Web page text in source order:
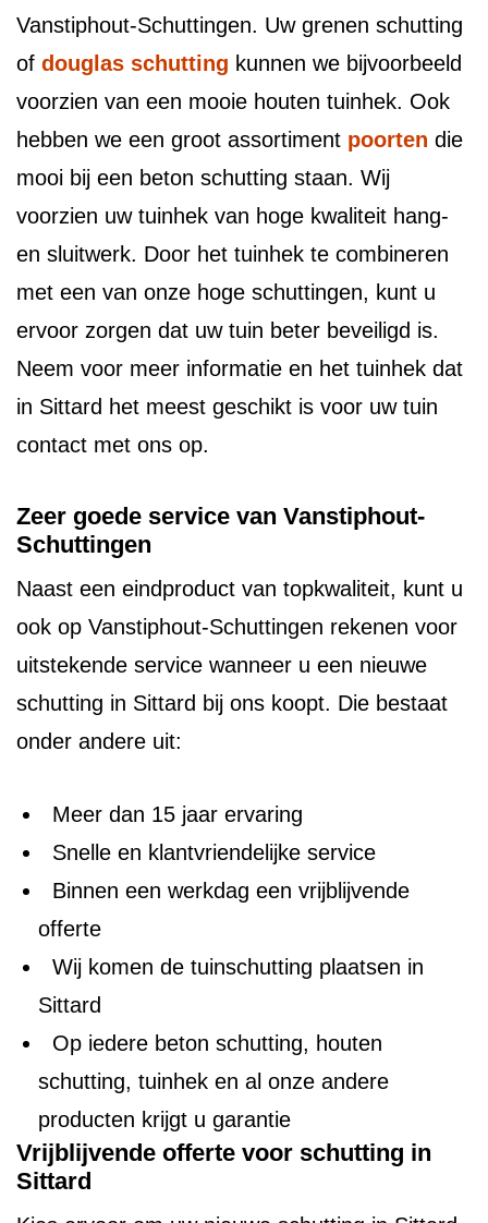
Vanstiphout-Schuttingen. Uw grenen schutting
of douglas schutting kunnen we bijvoorbeeld
voorzien van een mooie houten tuinhek. Ook
hebben we een groot assortiment poorten die
mooi bij een beton schutting staan. Wij
voorzien uw tuinhek van hoge kwaliteit hang-
en sluitwerk. Door het tuinhek te combineren
met een van onze hoge schuttingen, kunt u
ervoor zorgen dat uw tuin beter beveiligd is.
Neem voor meer informatie en het tuinhek dat
in Sittard het meest geschikt is voor uw tuin
contact met ons op.
Zeer goede service van Vanstiphout-
Schuttingen
Naast een eindproduct van topkwaliteit, kunt u
ook op Vanstiphout-Schuttingen rekenen voor
uitstekende service wanneer u een nieuwe
schutting in Sittard bij ons koopt. Die bestaat
onder andere uit:
Meer dan 15 jaar ervaring
Snelle en klantvriendelijke service
Binnen een werkdag een vrijblijvende
offerte
Wij komen de tuinschutting plaatsen in
Sittard
Op iedere beton schutting, houten
schutting, tuinhek en al onze andere
producten krijgt u garantie
Vrijblijvende offerte voor schutting in
Sittard